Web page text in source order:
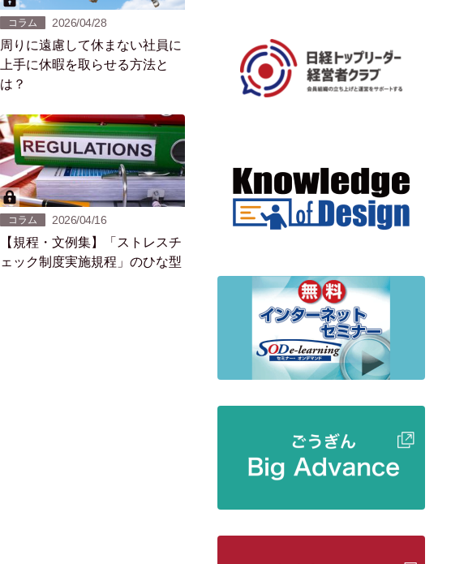
コラム 2026/04/28
周りに遠慮して休まない社員に
上手に休暇を取らせる方法と
は？
コラム 2026/04/16
【規程・文例集】「ストレスチ
ェック制度実施規程」のひな型